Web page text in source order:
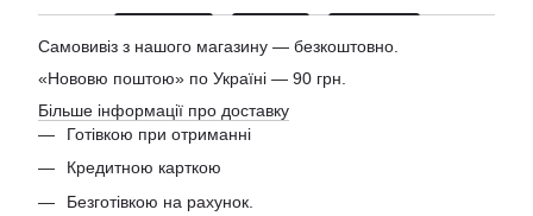
Самовивіз з нашого магазину — безкоштовно.
«Нововю поштою» по Україні — 90 грн.
Більше інформації про доставку
Готівкою при отриманні
Кредитною карткою
Безготівкою на рахунок.